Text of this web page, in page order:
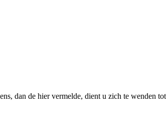
dan de hier vermelde, dient u zich te wenden